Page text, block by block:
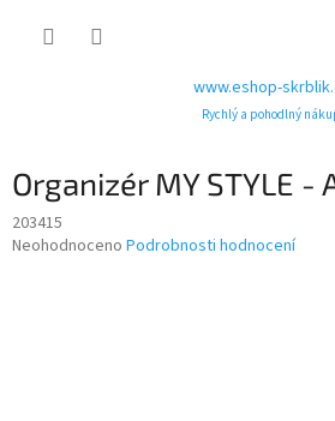
www.eshop-
Rychlý a pohodlný
Organizér MY STYLE -
203415
Průměrné
Neohodnoceno Podrobnosti hodnocení